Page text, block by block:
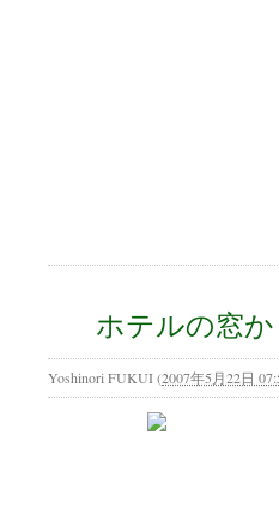
ホテルの窓か
Yoshinori FUKUI(2007年5月22日